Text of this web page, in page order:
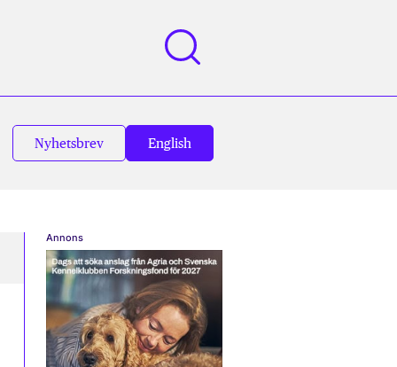
Nyhetsbrev English
Annons